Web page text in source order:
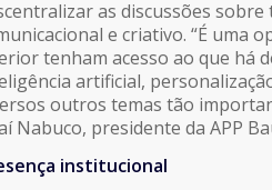
as discussões
e criativo. “É uma
tenham acesso ao que há
artificial,
outros temas tão
Nabuco, presidente da APP
institucional